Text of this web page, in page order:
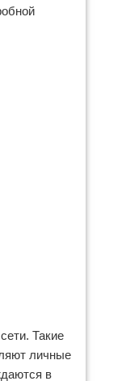
Такие
личные
в